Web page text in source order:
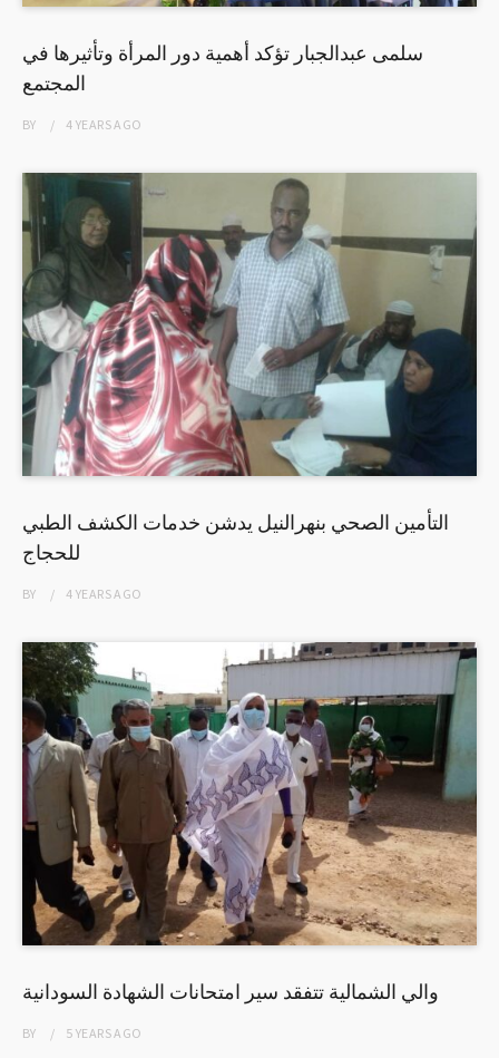
سلمى عبدالجبار تؤكد أهمية دور المرأة وتأثيرها في
المجتمع
BY 4 YEARSAGO
التأمين الصحي بنهرالنيل يدشن خدمات الكشف الطبي
للحجاج
BY 4 YEARSAGO
والي الشمالية تتفقد سير امتحانات الشهادة السودانية
BY 5 YEARSAGO